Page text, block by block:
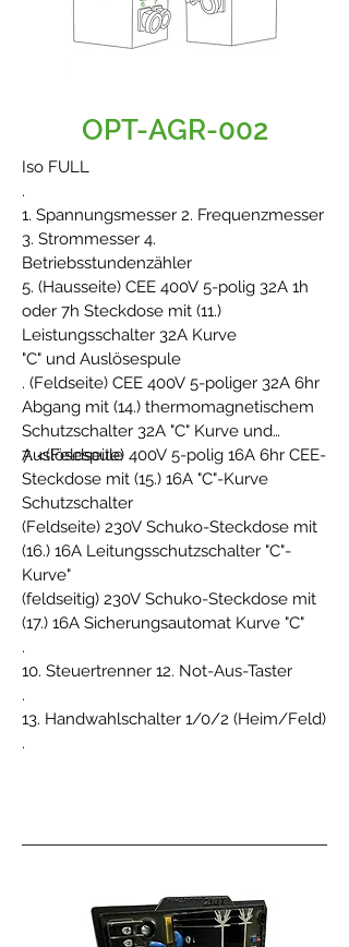
OPT-AGR-002
Iso FULL
.
1. Spannungsmesser 2. Frequenzmesser
3. Strommesser 4.
Betriebsstundenzähler
5. (Hausseite) CEE 400V 5-polig 32A 1h
oder 7h Steckdose mit (11.)
Leistungsschalter 32A Kurve
"C" und Auslösespule
. (Feldseite) CEE 400V 5-poliger 32A 6hr
Abgang mit (14.) thermomagnetischem
Schutzschalter 32A "C" Kurve und
Auslösespule
7. <(Feldseite) 400V 5-polig 16A 6hr CEE-
Steckdose mit (15.) 16A "C"-Kurve
Schutzschalter
(Feldseite) 230V Schuko-Steckdose mit
(16.) 16A Leitungsschutzschalter "C"-
Kurve"
(feldseitig) 230V Schuko-Steckdose mit
(17.) 16A Sicherungsautomat Kurve "C"
.
10. Steuertrenner 12. Not-Aus-Taster
.
13. Handwahlschalter 1/0/2 (Heim/Feld)
.